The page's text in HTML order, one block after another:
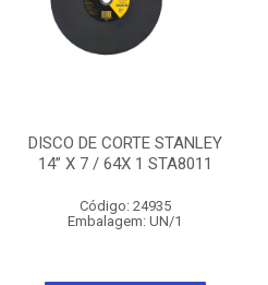
DISCO DE CORTE STANLEY
14” X 7 / 64X 1 STA8011
Código: 24935
Embalagem: UN/1